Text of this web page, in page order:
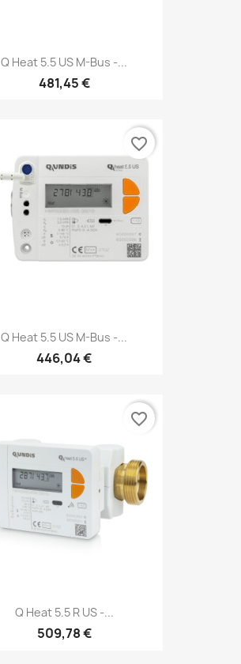
Q Heat 5.5 US M-Bus -...
481,45 €
Q Heat 5.5 US M-Bus -...
446,04 €
favorite_border
Q Heat 5.5 R US -...
509,78 €
favorite_border